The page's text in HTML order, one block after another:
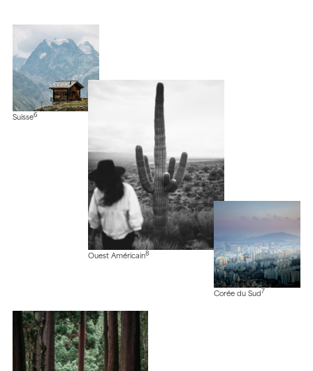
Suisse6
Ouest Américain8
Corée du Sud 7